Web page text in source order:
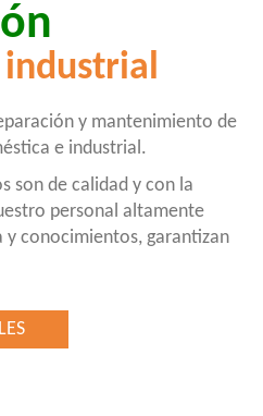
industrial
y mantenimiento de
e industrial.
son de calidad y con la
personal altamente
conocimientos, garantizan